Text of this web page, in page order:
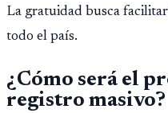
La gratuidad busca
todo el país.
¿Cómo será el
registro masivo?